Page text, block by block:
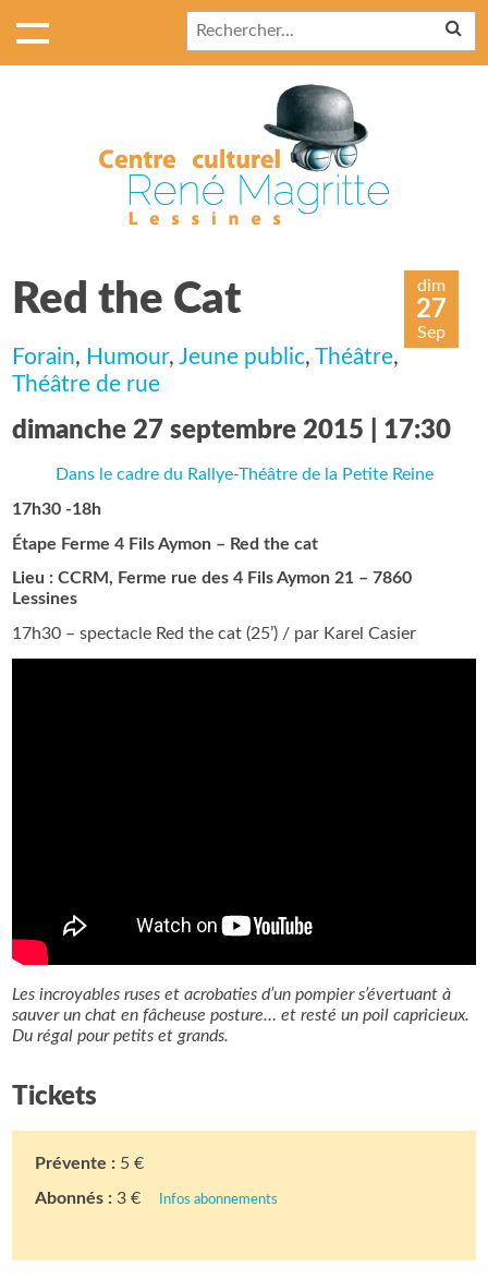
Red the Cat dim
27
Sep
Forain, Humour,Jeune public,Théâtre,
Théâtre de rue
dimanche 27 septembre 2015 | 17:30
Dans le cadre du Rallye-Théâtre de la Petite Reine
17h30 -18h
Étape Ferme 4 Fils Aymon – Red the cat
Lieu : CCRM, Ferme rue des 4 Fils Aymon 21 – 7860
Lessines
17h30 – spectacle Red the cat (25’) / par Karel Casier
Les incroyables ruses et acrobaties d’un pompier s’évertuant à
sauver un chat en fâcheuse posture… et resté un poil capricieux.
Du régal pour petits et grands.
Tickets
Prévente : 5 €
Abonnés : 3 € Infos abonnements